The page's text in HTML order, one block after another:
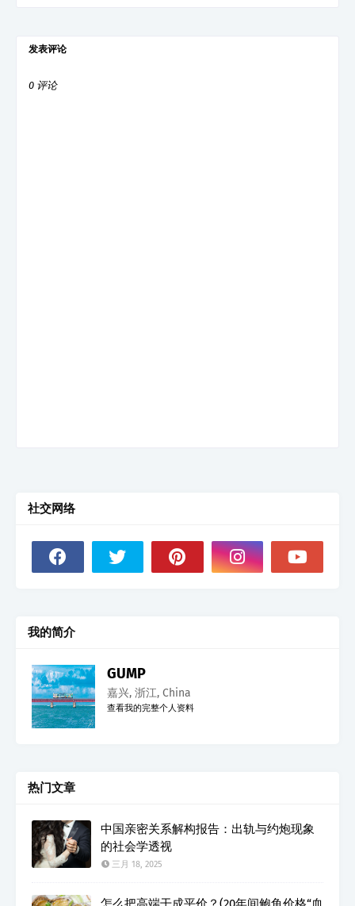
发表评论
0 评论
社交网络
我的简介
GUMP
嘉兴, 浙江, China
查看我的完整个人资料
热门文章
中国亲密关系解构报告：出轨与约炮现象
的社会学透视
三月 18, 2025